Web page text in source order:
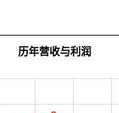
历年营收与利润